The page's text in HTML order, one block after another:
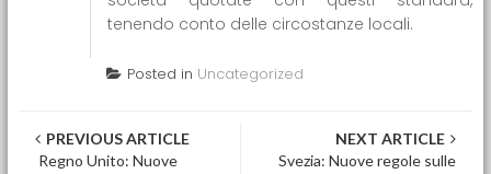
tenendo conto delle circostanze locali.
Posted in Uncategorized
Post navigation
PREVIOUS ARTICLE
Regno Unito: Nuove
NEXT ARTICLE
Svezia: Nuove regole sulle